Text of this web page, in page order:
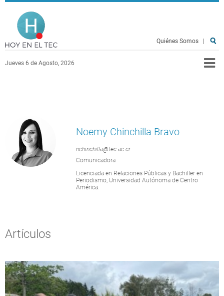
Pasar al contenido principal
Jueves 6 de Agosto, 2026
Quiénes Somos
Noemy Chinchilla Bravo
nchinchilla@tec.ac.cr
Comunicadora
Licenciada en Relaciones Públicas y Bachiller en
Periodismo, Universidad Autónoma de Centro
América.
Artículos